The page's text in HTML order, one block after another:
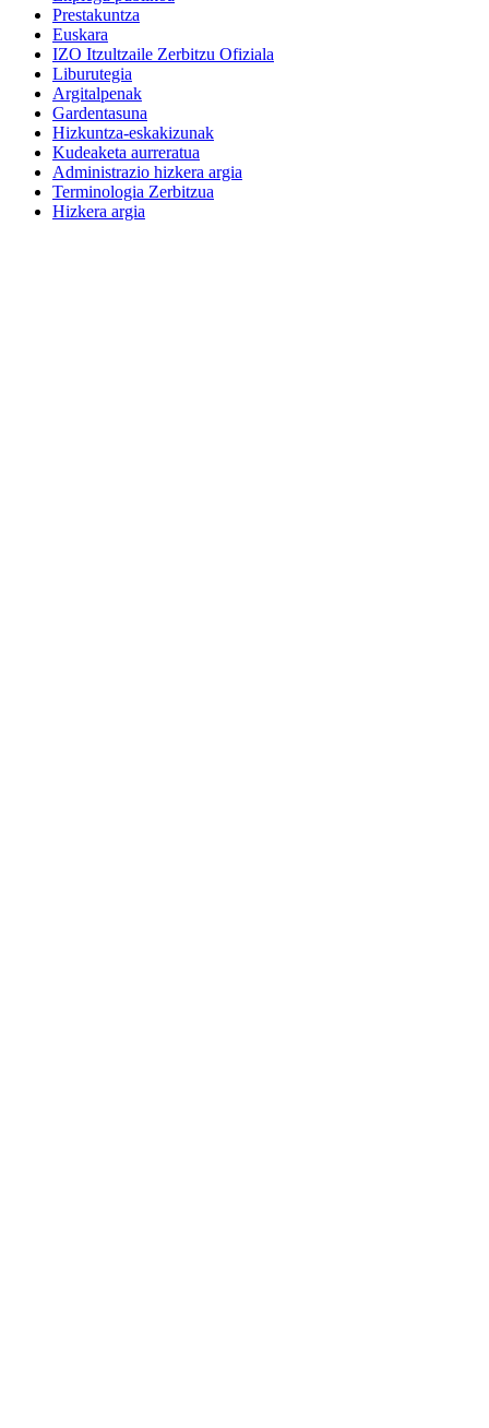
Prestakuntza
Euskara
IZO Itzultzaile Zerbitzu Ofiziala
Liburutegia
Argitalpenak
Gardentasuna
Hizkuntza-eskakizunak
Kudeaketa aurreratua
Administrazio hizkera argia
Terminologia Zerbitzua
Hizkera argia